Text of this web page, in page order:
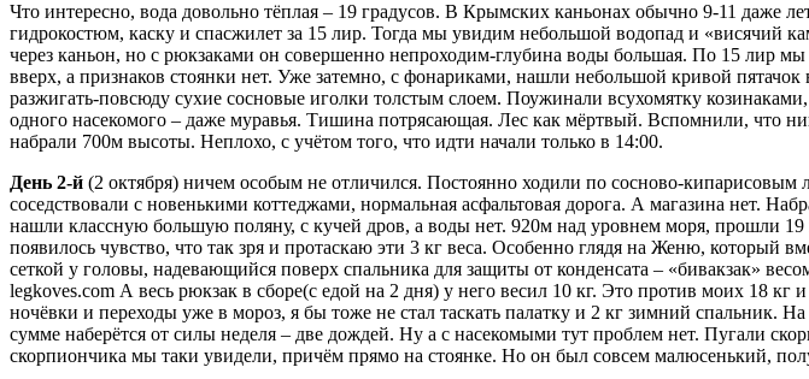
Что интересно, вода довольно тёплая – 19 градусов. В Крымских каньонах обычно 9-11 даже
гидрокостюм, каску и спасжилет за 15 лир. Тогда мы увидим небольшой водопад и
через каньон, но с рюкзаками он совершенно непроходим-глубина воды большая. По 15 лир
вверх, а признаков стоянки нет. Уже затемно, с фонариками, нашли небольшой кривой
разжигать-повсюду сухие сосновые иголки толстым слоем. Поужинали всухомятку
одного насекомого – даже муравья. Тишина потрясающая. Лес как мёртвый. Вспомнили, что
набрали 700м высоты. Неплохо, с учётом того, что идти начали только в 14:00.
День 2-й (2 октября) ничем особым не отличился. Постоянно ходили по сосново-
соседствовали с новенькими коттеджами, нормальная асфальтовая дорога. А магазина нет.
нашли классную большую поляну, с кучей дров, а воды нет. 920м над уровнем моря, прошли
появилось чувство, что так зря и протаскаю эти 3 кг веса. Особенно глядя на Женю,
сеткой у головы, надевающийся поверх спальника для защиты от конденсата – «бивакзак»
legkoves.com А весь рюкзак в сборе(с едой на 2 дня) у него весил 10 кг. Это против моих 18
ночёвки и переходы уже в мороз, я бы тоже не стал таскать палатку и 2 кг зимний спальник.
сумме наберётся от силы неделя – две дождей. Ну а с насекомыми тут проблем нет. Пугали
скорпиончика мы таки увидели, причём прямо на стоянке. Но он был совсем малюсенький,